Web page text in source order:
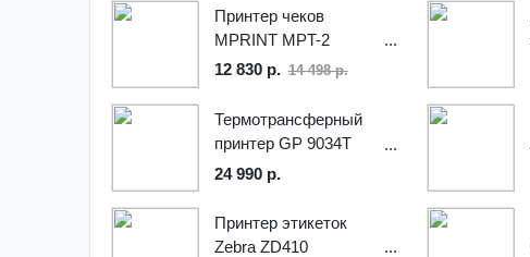
Принтер чеков
MPRINT MPT-2
12 830 р. 14 498 р.
Термотрансферный
принтер GР 9034T
(300dpi)
24 990 р.
Принтер этикеток
Zebra ZD410